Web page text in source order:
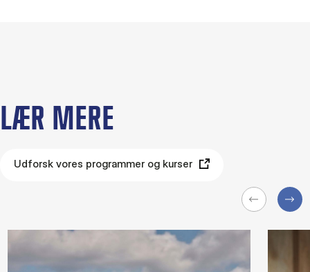
LÆR MERE
Udforsk vores programmer og kurser